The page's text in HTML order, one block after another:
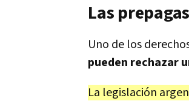
Las
Uno de los
pueden rechazar
La legislación